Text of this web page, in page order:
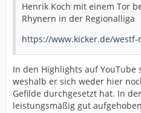
Henrik Koch mit einem Tor
Rhynern in der Regionalliga
https://www.kicker.de/
In den Highlights auf YouTube
weshalb er sich weder hier
Gefilde durchgesetzt hat. In
leistungsmäßig gut